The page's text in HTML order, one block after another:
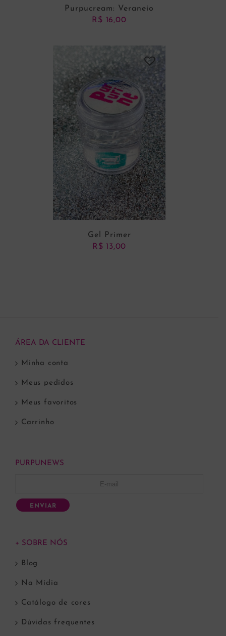
ADICIONAR AO CARRINHO
Purpucream: Veraneio
R$ 16,00
Gel Primer
R$ 13,00
ÁREA DA CLIENTE
Minha conta
Meus pedidos
Meus favoritos
Carrinho
PURPUNEWS
ENVIAR
+ SOBRE NÓS
Blog
Na Mídia
Catálogo de cores
Dúvidas frequentes